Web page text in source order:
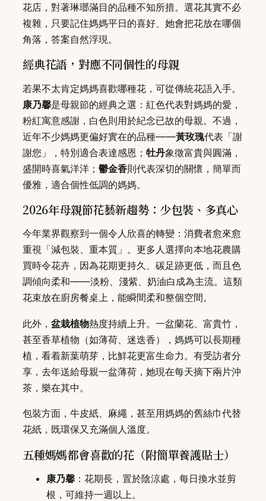
花店，對著琳瑯滿目的品種不知所措。選花其實不必
複雜，只要記住媽媽平日的喜好、她會把花放在哪個
角落，答案自然浮現。
經典花語，對應不同個性的母親
若果不太肯定媽媽喜歡哪種花，可從傳統花語入手。
康乃馨是母親節的經典之選：紅色代表對媽媽的愛，
粉紅寓意感謝，白色則用於紀念已故的母親。不過，
近年不少媽媽更偏好實在的品種——黃玫瑰代表「謝
謝您」，特別適合表達感恩； 牡丹象徵富貴與圓滿，
盛開時喜氣洋洋； 鬱金香則代表深切的關懷，簡單而
優雅，適合個性低調的媽媽。
2026年母親節花藝新趨勢：少包裝、多真心
今年業界觀察到一個令人欣喜的轉變：消費者愈來愈
重視「減包裝、重本質」。更多人選擇向本地花農購
買時令花卉，因為花期更持久、碳足跡更低，而且色
調傾向柔和——淡粉、淺紫、奶油白成為主流。這類
花束放在廚房餐桌上，能瞬間柔和整個空間。
此外， 盆栽植物熱度持續上升。一盆蘭花、富貴竹，
甚至香草植物（如薄荷、迷迭香），媽媽可以長期種
植，看着新葉萌芽，比鮮花更富生命力。有受訪者分
享，去年送給母親一盆薄荷，她現在每天摘下兩片沖
茶，樂在其中。
包裝方面，牛皮紙、麻繩，甚至用媽媽的舊絲巾代替
花紙，既環保又充滿個人溫度。
五種媽媽都會喜歡的花（附簡單養護貼士）
康乃馨 ：花期長，置於陰涼處，每日換水並剪
根，可維持一週以上。